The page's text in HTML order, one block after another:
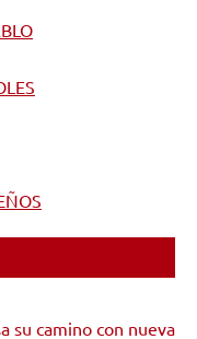
su camino con nueva